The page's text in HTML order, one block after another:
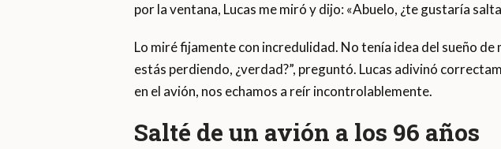
por la ventana, Lucas me miró y dijo: «Abuelo, ¿te gustaría
Lo miré fijamente con incredulidad. No tenía idea del sueño de
estás perdiendo, ¿verdad?”, preguntó. Lucas adivinó
en el avión, nos echamos a reír incontrolablemente.
Salté de un avión a los 96 años